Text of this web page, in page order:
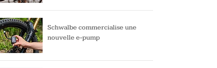
Schwalbe commercialise une
nouvelle e-pump